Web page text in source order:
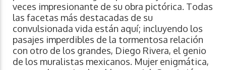
veces impresionante de su obra pictórica. Todas
las facetas más destacadas de su
convulsionada vida están aquí; incluyendo los
pasajes imperdibles de la tormentosa relación
con otro de los grandes, Diego Rivera, el genio
de los muralistas mexicanos. Mujer enigmática,